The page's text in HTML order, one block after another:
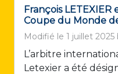
François
Coupe du Monde
Modifié le 1 juillet 2025
L’arbitre
Letexier a été